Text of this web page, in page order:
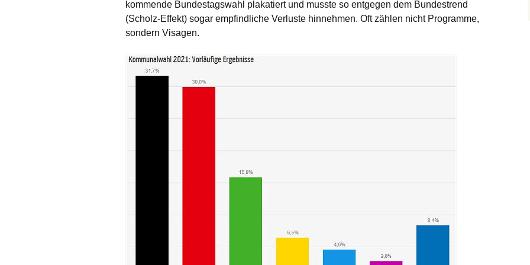
kommende Bundestagswahl plakatiert und musste so entgegen dem Bundestrend
(Scholz-Effekt) sogar empfindliche Verluste hinnehmen. Oft zählen nicht Programme,
sondern Visagen.